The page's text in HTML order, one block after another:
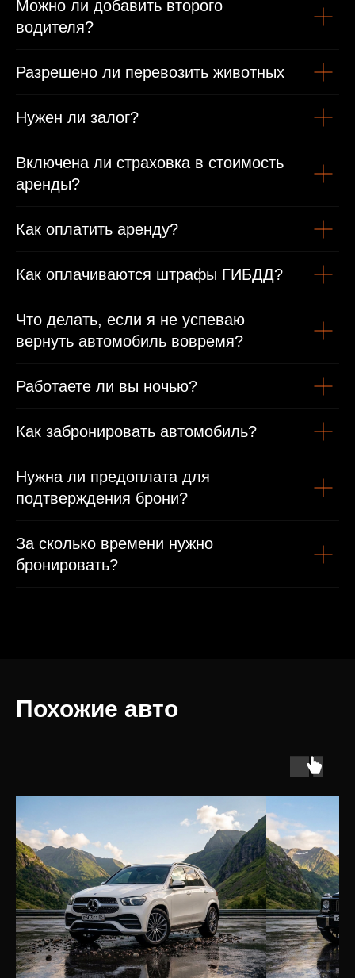
Можно ли добавить второго
водителя?
Разрешено ли перевозить животных
Нужен ли залог?
Включена ли страховка в стоимость
аренды?
Как оплатить аренду?
Как оплачиваются штрафы ГИБДД?
Что делать, если я не успеваю
вернуть автомобиль вовремя?
Работаете ли вы ночью?
Как забронировать автомобиль?
Нужна ли предоплата для
подтверждения брони?
За сколько времени нужно
бронировать?
Похожие авто